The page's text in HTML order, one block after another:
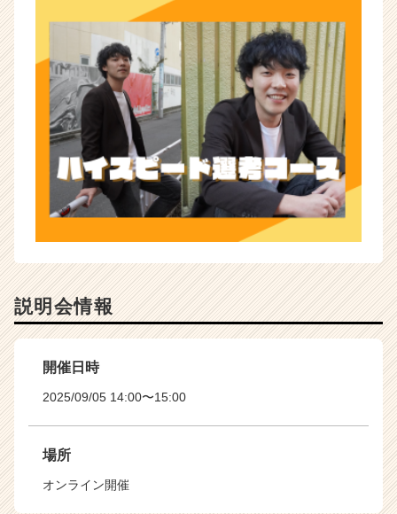
説明会情報
開催日時
2025/09/05 14:00〜15:00
場所
オンライン開催